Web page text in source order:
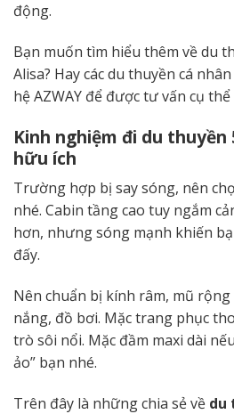
động.
Bạn muốn tìm hiểu thêm về du
Alisa? Hay các du thuyền cá
hệ AZWAY để được tư vấn cụ
Kinh nghiệm đi du thuyền
hữu ích
Trường hợp bị say sóng, nên
nhé. Cabin tầng cao tuy ngắm
hơn, nhưng sóng mạnh khiến
đấy.
Nên chuẩn bị kính râm, mũ
nắng, đồ bơi. Mặc trang phục
trò sôi nổi. Mặc đầm maxi dài
ảo” bạn nhé.
Trên đây là những chia sẻ về du